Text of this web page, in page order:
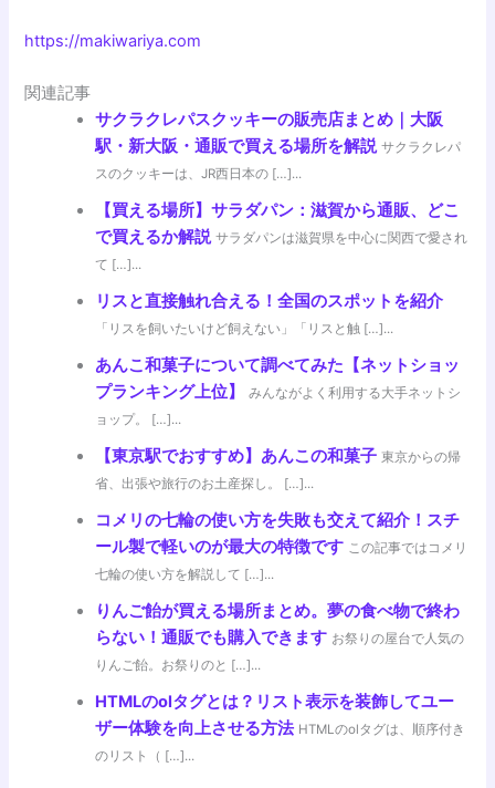
https://makiwariya.com
関連記事
サクラクレパスクッキーの販売店まとめ｜大阪
駅・新大阪・通販で買える場所を解説 サクラクレパ
スのクッキーは、JR西日本の […]...
【買える場所】サラダパン：滋賀から通販、どこ
で買えるか解説 サラダパンは滋賀県を中心に関西で愛され
て […]...
リスと直接触れ合える！全国のスポットを紹介
「リスを飼いたいけど飼えない」「リスと触 […]...
あんこ和菓子について調べてみた【ネットショッ
プランキング上位】
みんながよく利用する大手ネットシ
ョップ。 […]...
【東京駅でおすすめ】あんこの和菓子 東京からの帰
省、出張や旅行のお土産探し。 […]...
コメリの七輪の使い方を失敗も交えて紹介！スチ
ール製で軽いのが最大の特徴です この記事ではコメリ
七輪の使い方を解説して […]...
りんご飴が買える場所まとめ。夢の食べ物で終わ
らない！通販でも購入できます お祭りの屋台で人気の
りんご飴。お祭りのと […]...
HTMLのolタグとは？リスト表示を装飾してユー
ザー体験を向上させる方法 HTMLのolタグは、順序付き
のリスト（ […]...